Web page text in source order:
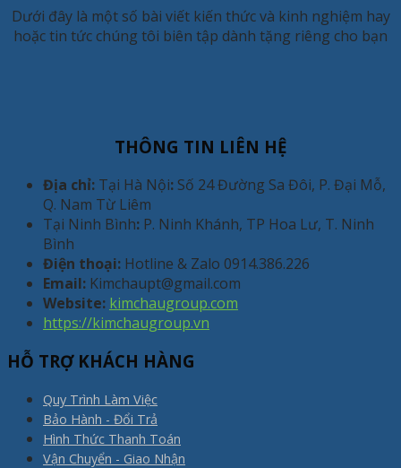
Dưới đây là một số bài viết kiến thức và kinh nghiệm hay
hoặc tin tức chúng tôi biên tập dành tặng riêng cho bạn
THÔNG TIN LIÊN HỆ
Địa chỉ: Tại Hà Nội: Số 24 Đường Sa Đôi, P. Đại Mỗ,
Q. Nam Từ Liêm
Tại Ninh Bình: P. Ninh Khánh, TP Hoa Lư, T. Ninh
Bình
Điện thoại: Hotline & Zalo 0914.386.226
Email: Kimchaupt@gmail.com
Website: kimchaugroup.com
https://kimchaugroup.vn
HỖ TRỢ KHÁCH HÀNG
Quy Trình Làm Việc
Bảo Hành - Đổi Trả
Hình Thức Thanh Toán
Vận Chuyển - Giao Nhận